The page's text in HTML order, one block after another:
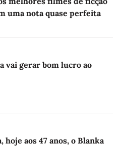
uma nota quase perfeita
vai gerar bom lucro ao
hoje aos 47 anos, o Blanka